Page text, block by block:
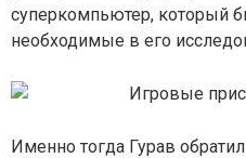
суперкомпьютер, который
необходимые в его
Именно тогда Гурав